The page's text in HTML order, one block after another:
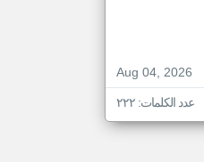
Aug 04, 2026
عدد الكلمات: ٢٢٢